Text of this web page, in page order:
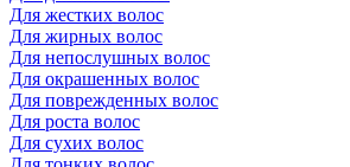
Для жестких волос
Для жирных волос
Для непослушных волос
Для окрашенных волос
Для поврежденных волос
Для роста волос
Для сухих волос